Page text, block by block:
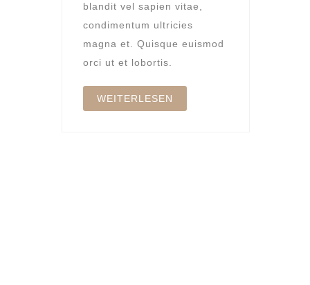
blandit vel sapien vitae,
condimentum ultricies
magna et. Quisque euismod
orci ut et lobortis.
WEITERLESEN